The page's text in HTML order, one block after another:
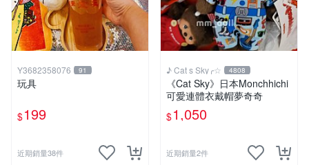
Y3682358076 91
玩具
$199
近期銷量38件
♪ Cat s Sky╭☆ 4808
《Cat Sky》日本Monchhichi
可愛連體衣戴帽夢奇奇
$1,050
近期銷量2件